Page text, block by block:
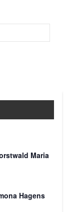
Maria
Hagens